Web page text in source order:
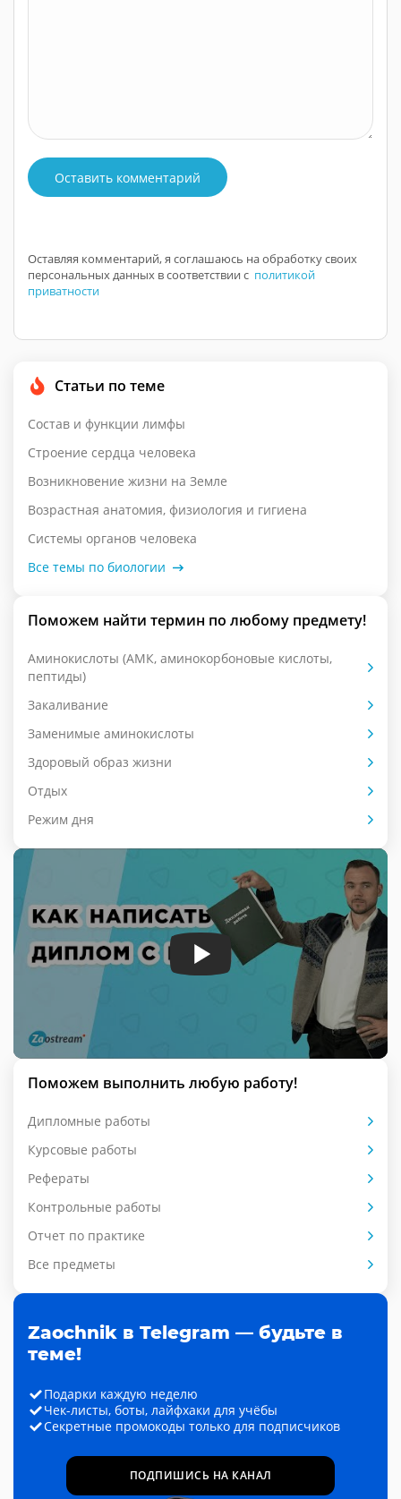
Оставить комментарий
Оставляя комментарий, я соглашаюсь на обработку своих
персональных данных в соответствии с политикой
приватности
Статьи по теме
Состав и функции лимфы
Строение сердца человека
Возникновение жизни на Земле
Возрастная анатомия, физиология и гигиена
Системы органов человека
Все темы по биологии
Поможем найти термин по любому предмету!
Аминокислоты (АМК, аминокорбоновые кислоты,
пептиды)
Закаливание
Заменимые аминокислоты
Здоровый образ жизни
Отдых
Режим дня
Поможем выполнить любую работу!
Дипломные работы
Курсовые работы
Рефераты
Контрольные работы
Отчет по практике
Все предметы
Zaochnik в Telegram — будьте в
теме!
Подарки каждую неделю
Чек-листы, боты, лайфхаки для учёбы
Секретные промокоды только для подписчиков
ПОДПИШИСЬ НА КАНАЛ